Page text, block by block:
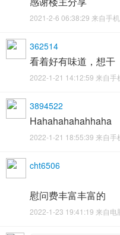
2021-2-6 06:38:29 来自手机
362514
看着好有味道，想干
2022-1-21 14:12:59 来自手
3894522
Hahahahahahhaha
2022-1-21 18:55:39 来自手
cht6506
慰问费丰富丰富的
2022-1-23 19:41:19 来自电